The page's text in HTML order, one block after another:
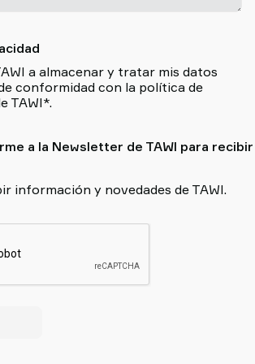
a almacenar y tratar mis datos
conformidad con la política de
TAWI*.
a la Newsletter de TAWI para recibir
información y novedades de TAWI.